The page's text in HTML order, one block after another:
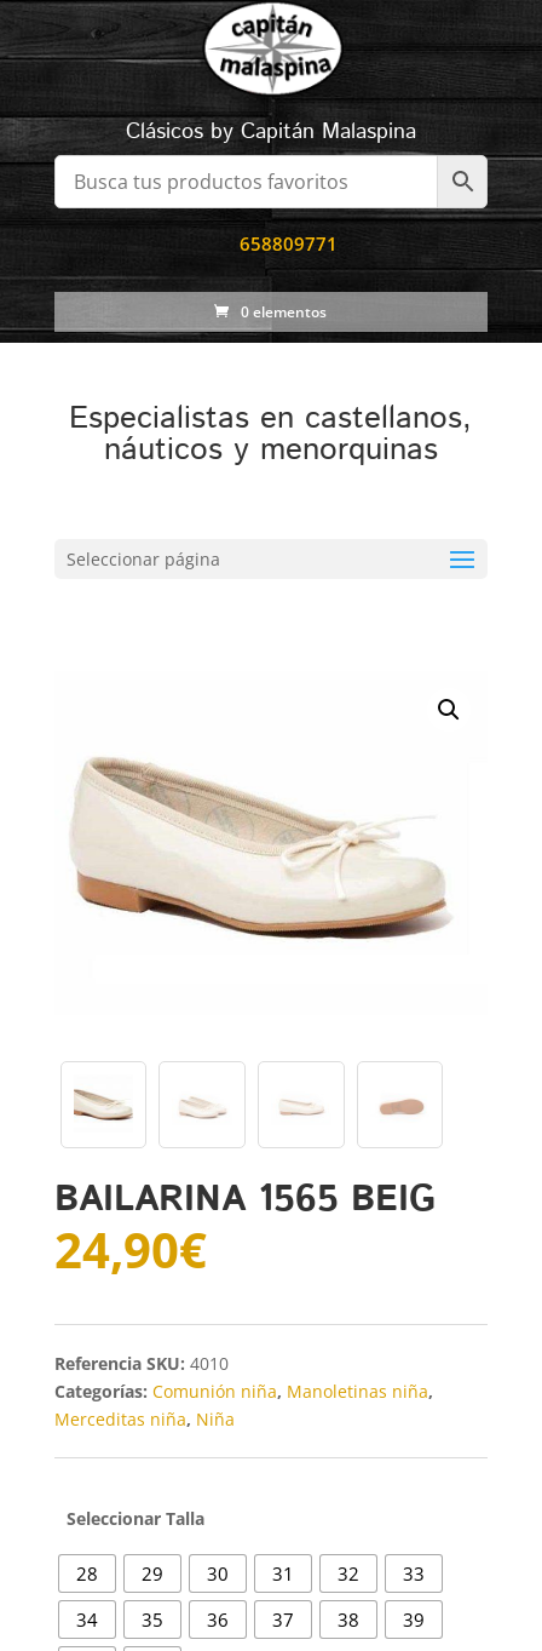
Clásicos by Capitán Malaspina
658809771
0 elementos
Especialistas en castellanos,
náuticos y menorquinas
Seleccionar página
BAILARINA 1565 BEIG
24,90€
Talla
28 29 30 31 32
33
34
35 36 37 38
39
SKU: 4010
Categorías: Comunión niña, Manoletinas niña,
Merceditas niña, Niña